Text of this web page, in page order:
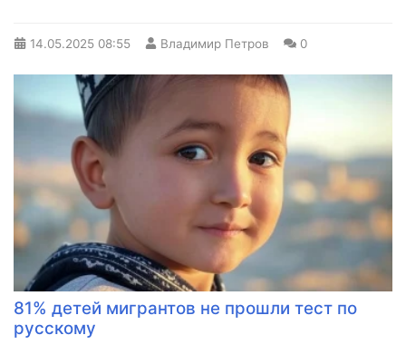
14.05.2025 08:55 Владимир Петров 0
81% детей мигрантов не прошли тест по
русскому